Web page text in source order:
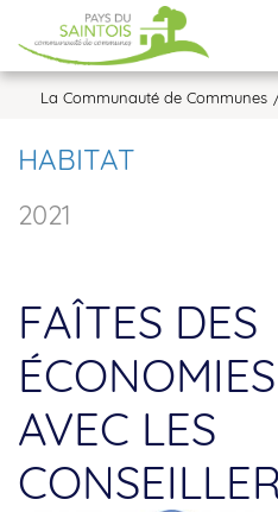
La Communauté de Communes
HABITAT
2021
FAÎTES DES
AVEC LES